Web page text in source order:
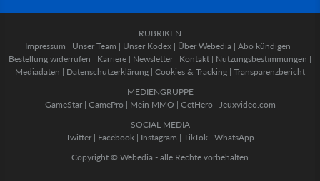
RUBRIKEN
Impressum | Unser Team | Unser Kodex | Über Webedia | Abo kündigen |
Bestellung widerrufen | Karriere | Newsletter | Kontakt | Nutzungsbestimmungen |
Mediadaten | Datenschutzerklärung | Cookies & Tracking | Transparenzbericht
MEDIENGRUPPE
GameStar| GamePro | Mein MMO | GetHero | Jeuxvideo.com
SOCIAL MEDIA
Twitter | Facebook | Instagram | TikTok | WhatsApp
Copyright © Webedia - alle Rechte vorbehalten